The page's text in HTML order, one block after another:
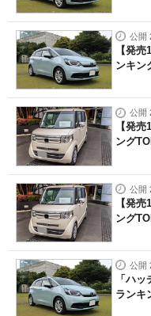
公開
【発
ンキン
公開
【発
ング
公開
【発
ング
公開
「ハ
ランキ